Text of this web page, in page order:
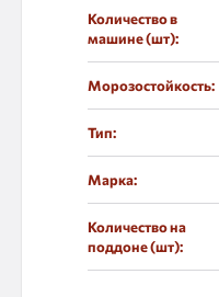
Количество в
машине (шт):
Морозостойкость:
Тип:
Марка:
Количество на
поддоне (шт):